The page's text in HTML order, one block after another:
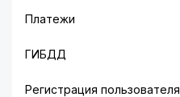
Платежи
ГИБДД
Регистрация пользователя